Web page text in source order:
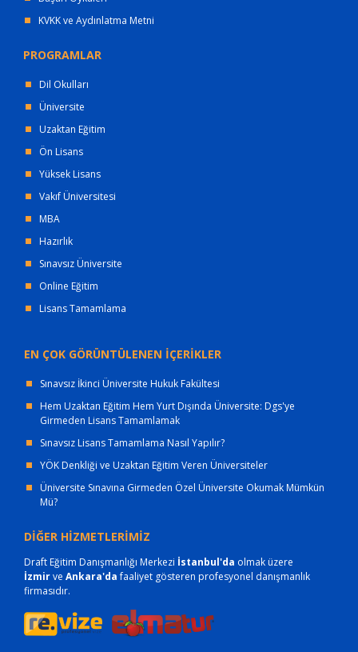
KVKK ve Aydınlatma Metni
PROGRAMLAR
Dil Okulları
Üniversite
Uzaktan Eğitim
Ön Lisans
Yüksek Lisans
Vakıf Üniversitesi
MBA
Hazırlık
Sınavsız Üniversite
Online Eğitim
Lisans Tamamlama
EN ÇOK GÖRÜNTÜLENEN İÇERİKLER
Sınavsız İkinci Üniversite Hukuk Fakültesi
Hem Uzaktan Eğitim Hem Yurt Dışında Üniversite: Dgs'ye
Girmeden Lisans Tamamlamak
Sınavsız Lisans Tamamlama Nasıl Yapılır?
YÖK Denkliği ve Uzaktan Eğitim Veren Üniversiteler
Üniversite Sınavına Girmeden Özel Üniversite Okumak Mümkün
Mü?
DİĞER HİZMETLERİMİZ
Draft Eğitim Danışmanlığı Merkezi İstanbul'da olmak üzere
İzmirve Ankara'dafaaliyet gösteren profesyonel danışmanlık
firmasıdır.